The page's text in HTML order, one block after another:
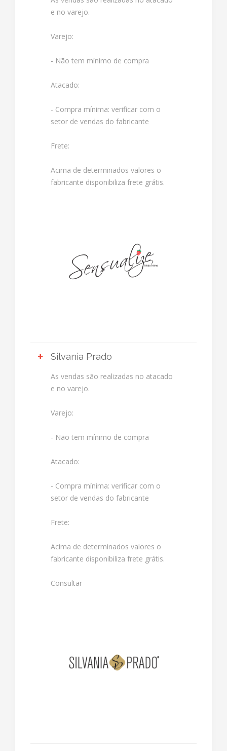
e no varejo.
Varejo:
- Não tem mínimo de compra
Atacado:
- Compra mínima: verificar com o
setor de vendas do fabricante
Frete:
Acima de determinados valores o
fabricante disponibiliza frete grátis.
Silvania Prado
As vendas são realizadas no atacado
e no varejo.
Varejo:
- Não tem mínimo de compra
Atacado:
- Compra mínima: verificar com o
setor de vendas do fabricante
Frete:
Acima de determinados valores o
fabricante disponibiliza frete grátis.
Consultar